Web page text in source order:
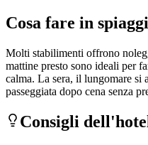
Cosa fare in
Molti stabilimenti offrono
mattine presto sono ideali per
calma. La sera, il lungomare si
passeggiata dopo cena senza
Consigli dell'hotel